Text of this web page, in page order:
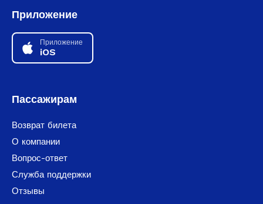
Приложение
Приложение
iOS
Пассажирам
Возврат билета
О компании
Вопрос-ответ
Служба поддержки
Отзывы